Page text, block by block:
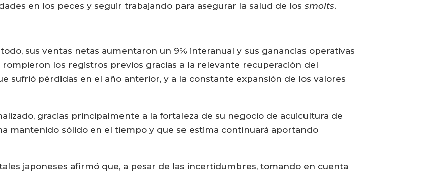
en los peces y seguir trabajando para asegurar la salud de lossmolts.
sus ventas netas aumentaron un 9% interanual y sus ganancias operativas
los registros previos gracias a la relevante recuperación del
sufrió pérdidas en el año anterior, y a la constante expansión de los valores
gracias principalmente a la fortaleza de su negocio de acuicultura de
mantenido sólido en el tiempo y que se estima continuará aportando
japoneses afirmó que, a pesar de las incertidumbres, tomando en cuenta